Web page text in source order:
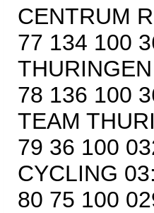
CENTRUM
77 134 100
78 136 100
TEAM
79 36 100
CYCLING
80 75 100